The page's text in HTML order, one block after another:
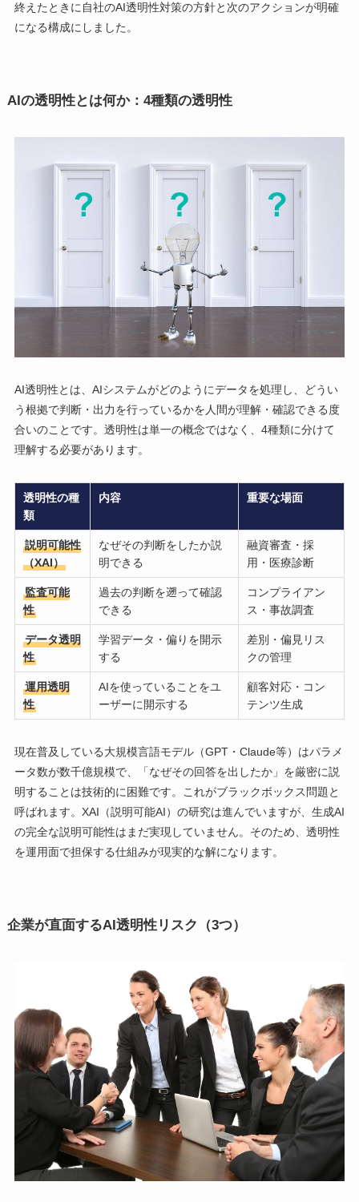
終えたときに自社のAI透明性対策の方針と次のアクションが明確
になる構成にしました。
AIの透明性とは何か：4種類の透明性
AI透明性とは、AIシステムがどのようにデータを処理し、どうい
う根拠で判断・出力を行っているかを人間が理解・確認できる度
合いのことです。透明性は単一の概念ではなく、4種類に分けて
理解する必要があります。
透明性の種
類
内容 重要な場面
説明可能性
（XAI）
なぜその判断をしたか説
明できる
融資審査・採
用・医療診断
監査可能
性
過去の判断を遡って確認
できる
コンプライアン
ス・事故調査
データ透明
性
学習データ・偏りを開示
する
差別・偏見リス
クの管理
運用透明
性
AIを使っていることをユ
ーザーに開示する
顧客対応・コン
テンツ生成
現在普及している大規模言語モデル（GPT・Claude等）はパラメ
ータ数が数千億規模で、「なぜその回答を出したか」を厳密に説
明することは技術的に困難です。これがブラックボックス問題と
呼ばれます。XAI（説明可能AI）の研究は進んでいますが、生成AI
の完全な説明可能性はまだ実現していません。そのため、透明性
を運用面で担保する仕組みが現実的な解になります。
企業が直面するAI透明性リスク（3つ）